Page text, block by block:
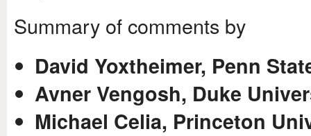
Summary of comments by
David Yoxtheimer, Penn
Avner Vengosh, Duke
Michael Celia, Princeton